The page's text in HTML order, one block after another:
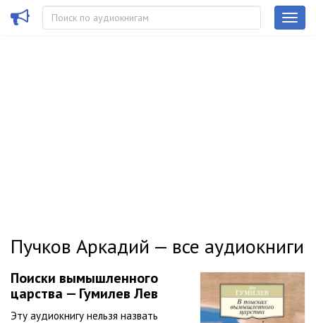
Пучков Аркадий — все аудиокниги
Поиски вымышленного
царства — Гумилев Лев
Эту аудиокнигу нельзя назвать